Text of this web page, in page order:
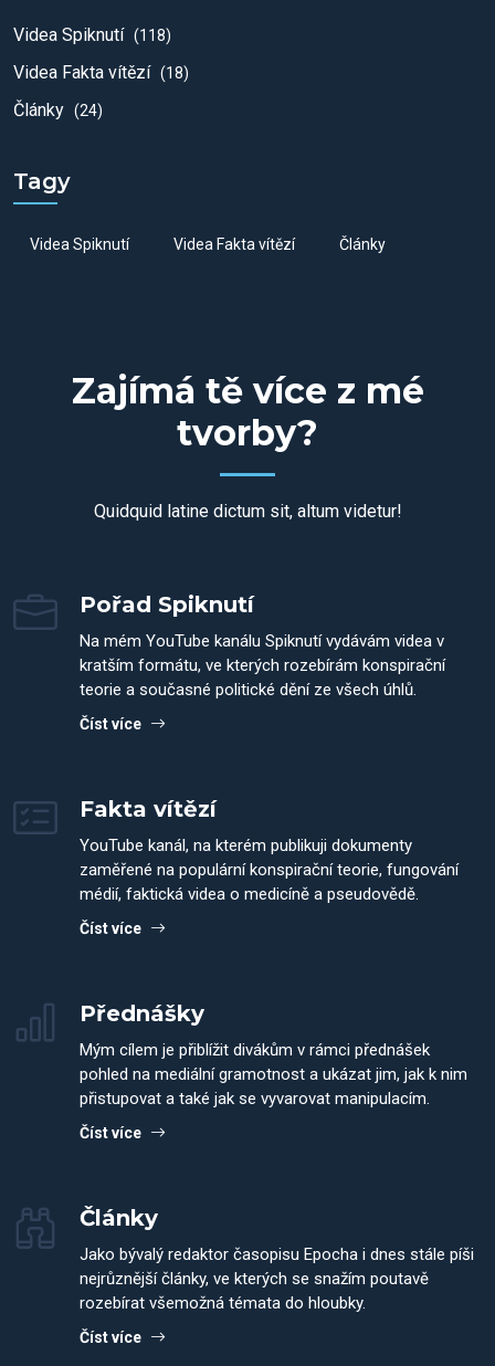
Videa Spiknutí (118)
Videa Fakta vítězí (18)
Články (24)
Tagy
Videa Spiknutí Videa Fakta vítězí Články
Zajímá tě více z mé
tvorby?
Quidquid latine dictum sit, altum videtur!
Pořad Spiknutí
Na mém YouTube kanálu Spiknutí vydávám videa v
kratším formátu, ve kterých rozebírám konspirační
teorie a současné politické dění ze všech úhlů.
Číst více
Fakta vítězí
YouTube kanál, na kterém publikuji dokumenty
zaměřené na populární konspirační teorie, fungování
médií, faktická videa o medicíně a pseudovědě.
Číst více
Přednášky
Mým cílem je přiblížit divákům v rámci přednášek
pohled na mediální gramotnost a ukázat jim, jak k nim
přistupovat a také jak se vyvarovat manipulacím.
Číst více
Články
Jako bývalý redaktor časopisu Epocha i dnes stále píši
nejrůznější články, ve kterých se snažím poutavě
rozebírat všemožná témata do hloubky.
Číst více